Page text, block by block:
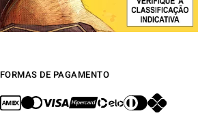
FORMAS DE PAGAMENTO